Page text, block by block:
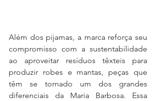
Além dos pijamas, a marca reforça seu
compromisso com a sustentabilidade
ao aproveitar resíduos têxteis para
produzir robes e mantas, peças que
têm se tornado um dos grandes
diferenciais da Maria Barbosa. Essa